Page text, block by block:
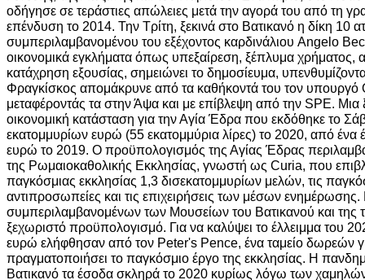
οδήγησε σε τεράστιες απώλειες μετά την αγορά του από τη
επένδυση το 2014. Την Τρίτη, ξεκινά στο Βατικανό η δίκη 10
συμπεριλαμβανομένου του εξέχοντος καρδινάλιου Angelo
οικονομικά εγκλήματα όπως υπεξαίρεση, ξέπλυμα χρήματος,
κατάχρηση εξουσίας, σημειώνει το δημοσίευμα,
Φραγκίσκος απομάκρυνε από τα καθήκοντά του τον υπουργό
μεταφέροντάς τα στην Άψα και με επίβλεψη από την SPE. Μια
οικονομική κατάσταση για την Αγία Έδρα που εκδόθηκε το
εκατομμυρίων ευρώ (55 εκατομμύρια λίρες) το 2020, από ένα
ευρώ το 2019. Ο προϋπολογισμός της Αγίας Έδρας
της Ρωμαιοκαθολικής Εκκλησίας, γνωστή ως Curia, που
παγκόσμιας εκκλησίας 1,3 δισεκατομμυρίων μελών, τις
αντιπροσωπείες και τις επιχειρήσεις των μέσων
συμπεριλαμβανομένων των Μουσείων του Βατικανού και της
ξεχωριστό προϋπολογισμό. Για να καλύψει το έλλειμμα του
ευρώ ελήφθησαν από τον Peter's Pence, ένα ταμείο δωρεών
πραγματοποιήσει το παγκόσμιο έργο της εκκλησίας. Η
Βατικανό τα έσοδα σκληρά το 2020 κυρίως λόγω των